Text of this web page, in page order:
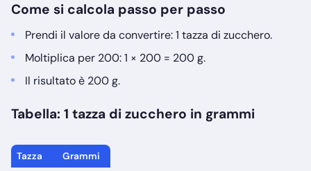
Come si calcola passo per passo
Prendi il valore da convertire: 1 tazza di zucchero.
Moltiplica per 200: 1 × 200 = 200 g.
Il risultato è 200 g.
Tabella: 1 tazza di zucchero in grammi
Tazza Grammi